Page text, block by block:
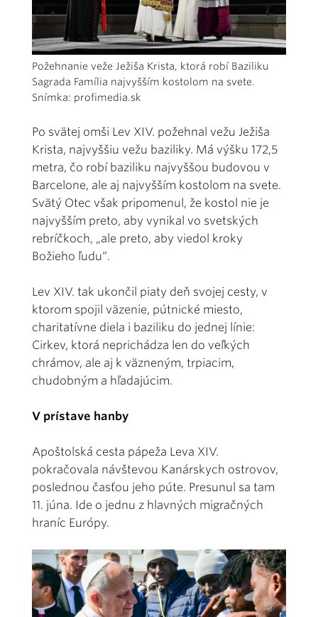
Požehnanie veže Ježiša Krista, ktorá robí Baziliku
Sagrada Família najvyšším kostolom na svete.
Snímka: profimedia.sk
Po svätej omši Lev XIV. požehnal vežu Ježiša
Krista, najvyššiu vežu baziliky. Má výšku 172,5
metra, čo robí baziliku najvyššou budovou v
Barcelone, ale aj najvyšším kostolom na svete.
Svätý Otec však pripomenul, že kostol nie je
najvyšším preto, aby vynikal vo svetských
rebríčkoch, „ale preto, aby viedol kroky
Božieho ľudu“.
Lev XIV. tak ukončil piaty deň svojej cesty, v
ktorom spojil väzenie, pútnické miesto,
charitatívne diela i baziliku do jednej línie:
Cirkev, ktorá neprichádza len do veľkých
chrámov, ale aj k väzneným, trpiacim,
chudobným a hľadajúcim.
V prístave hanby
Apoštolská cesta pápeža Leva XIV.
pokračovala návštevou Kanárskych ostrovov,
poslednou časťou jeho púte. Presunul sa tam
11. júna. Ide o jednu z hlavných migračných
hraníc Európy.